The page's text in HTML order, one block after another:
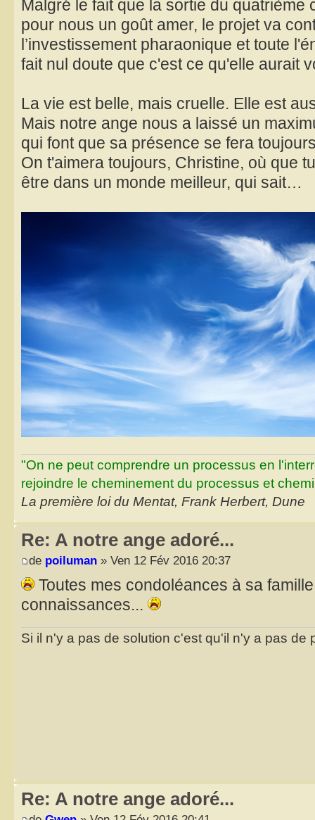
Malgré le fait que la sortie du quatrième
pour nous un goût amer, le projet va
l’investissement pharaonique et toute
fait nul doute que c'est ce qu'elle aurait
La vie est belle, mais cruelle. Elle est
Mais notre ange nous a laissé un
qui font que sa présence se fera
On t'aimera toujours, Christine, où que
être dans un monde meilleur, qui sait…
"On ne peut comprendre un processus en
rejoindre le cheminement du processus et
La première loi du Mentat, Frank Herbert, Dune
Re: A notre ange adoré...
de poiluman » Ven 12 Fév 2016 20:37
Toutes mes condoléances à sa
connaissances...
Si il n'y a pas de solution c'est qu'il n'y a pas de
Re: A notre ange adoré...